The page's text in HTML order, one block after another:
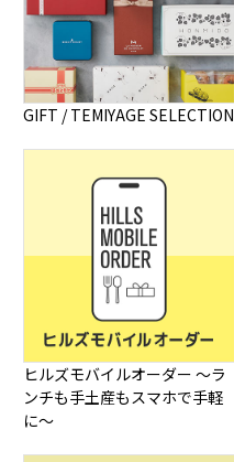
GIFT / TEMIYAGE SELECTION
ヒルズモバイルオーダー ～ラ
ンチも手土産もスマホで手軽
に～